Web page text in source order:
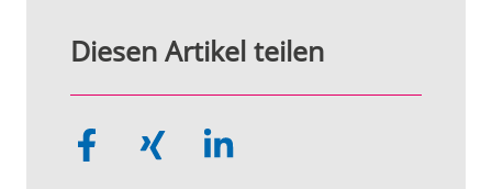
Diesen Artikel teilen